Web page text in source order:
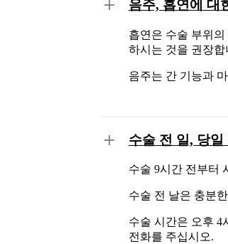
음주, 흡연에 대
흡연은 수술 부위
하시는 것을 권장합
음주는 간 기능과
수술 전 일, 당일
수술 9시간 전부터
수술 전 날은 충분
수술 시간은 오후 4
전화를 주십시오.